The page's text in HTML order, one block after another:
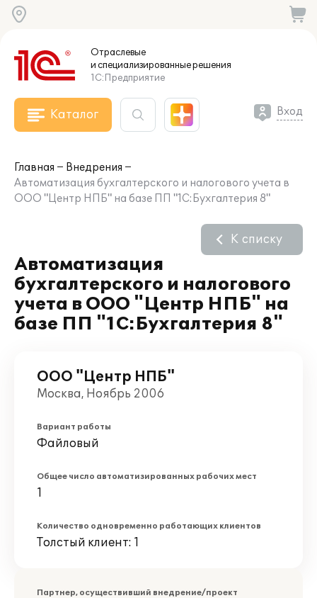
Отраслевые
и специализированныерешения
1С:Предприятие
Каталог Вход
Главная
Внедрения
Автоматизация бухгалтерского и налогового учета в
ООО "Центр НПБ" на базе ПП "1С:Бухгалтерия 8"
Автоматизация
бухгалтерского и налогового
учета в ООО "Центр НПБ" на
базе ПП "1С:Бухгалтерия 8"
К списку
ООО "Центр НПБ"
Москва, Ноябрь 2006
Вариант работы
Файловый
Общее число автоматизированных рабочих мест
1
Количество одновременно работающих клиентов
Толстый клиент: 1
Партнер, осуществивший внедрение/проект